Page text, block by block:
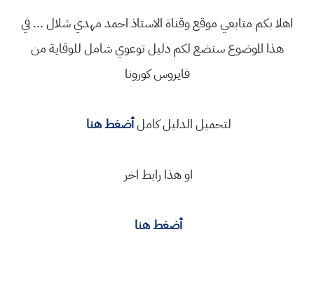
اهلا بكم متابعي موقع وقناة الاستاذ احمد مهدي شلال ... في
هذا الموضوع سنضع لكم دليل توعوي شامل للوقاية من
فايروس كورونا
لتحميل الدليل كاملأضغط هنا
او هذا رابط اخر
أضغط هنا